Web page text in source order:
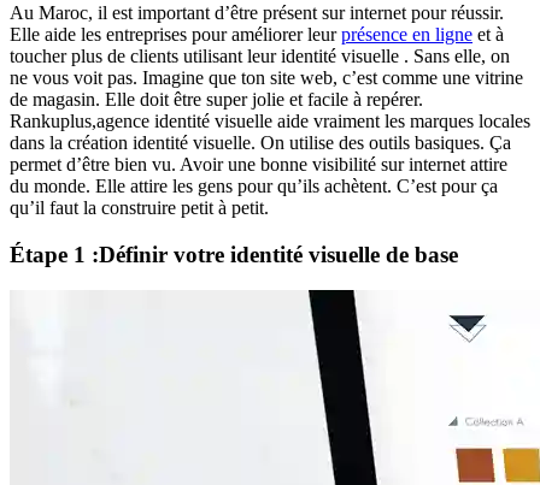
Au Maroc, il est important d’être présent sur internet pour réussir.
Elle aide les entreprises pour améliorer leurprésence en ligne et à
toucher plus de clients utilisant leur identité visuelle . Sans elle, on
ne vous voit pas. Imagine que ton site web, c’est comme une vitrine
de magasin. Elle doit être super jolie et facile à repérer.
Rankuplus,agence identité visuelle aide vraiment les marques locales
dans la création identité visuelle. On utilise des outils basiques. Ça
permet d’être bien vu. Avoir une bonne visibilité sur internet attire
du monde. Elle attire les gens pour qu’ils achètent. C’est pour ça
qu’il faut la construire petit à petit.
Étape 1 :Définir votre identité visuelle de base